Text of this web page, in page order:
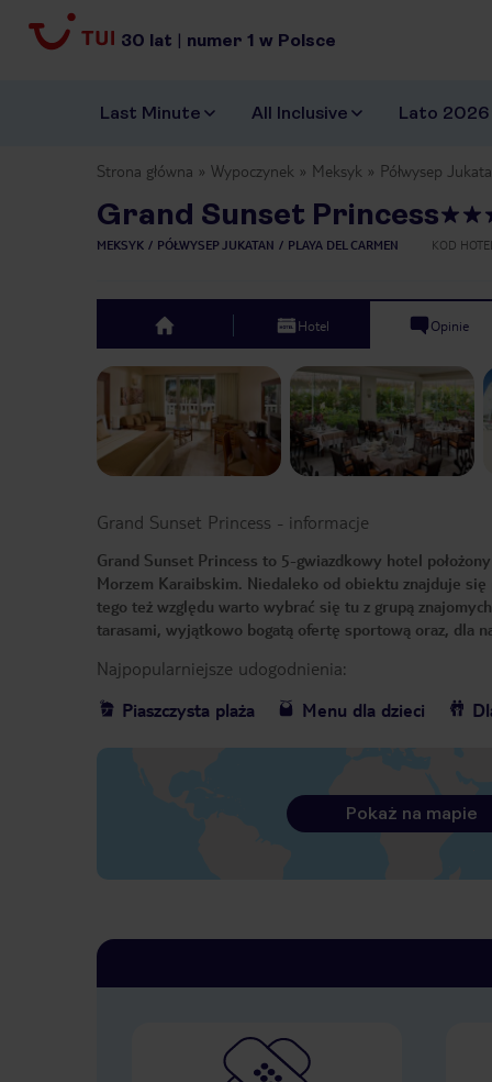
30 lat | numer 1 w Polsce
Last Minute All Inclusive Lato 2026
Strona główna Wypoczynek Meksyk Półwysep
Grand Sunset Princess
MEKSYK PÓŁWYSEP JUKATAN PLAYA DEL CARMEN KOD
top Hotel Opinie
Previous slide
Grand Sunset Princess - informacje
Grand Sunset Princess to 5-gwiazdkowy hotel
Morzem Karaibskim. Niedaleko od obiektu znajduje się
tego też względu warto wybrać się tu z grupą
tarasami, wyjątkowo bogatą ofertę sportową oraz, dla
Najpopularniejsze udogodnienia:
Piaszczysta plaża
Menu dla dzieci
Pokaż na mapie